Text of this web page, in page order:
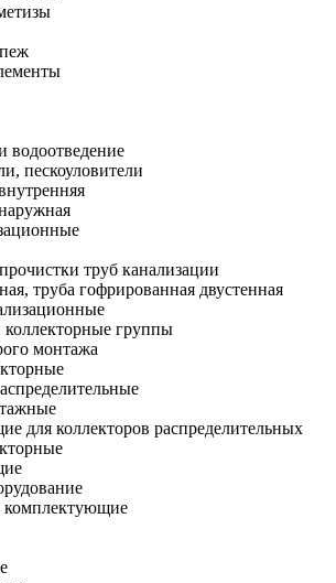
водоотведение
пескоуловители
труб канализации
труба гофрированная двустенная
группы
монтажа
для коллекторов распределительных
комплектующие